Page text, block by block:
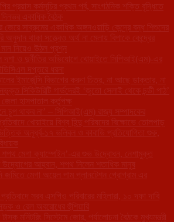
প্রয়াস কর্মসূচির প্রথম পর্ব, সাংগঠনিক শক্তি বৃদ্ধিতে
একাধিক বৈঠক
জেরে সাব্রুমের একাধিক অঙ্গনওয়াড়ি কেন্দ্রে বন্ধ শিশুদের
অনুদান থাকা সত্ত্বেও অর্থ না মেলায় বিপাকে কেন্দ্রের
মান নিয়েও উঠল প্রশ্ন
দশা ও দুর্নীতির অভিযোগে খোয়াইতে সিপিআই(এম)-এর
দপ্তরে ধরনা
ইমার্জেন্সি বিভাগের করুণ চিত্র, না আছে ডাক্তার, না
সিকিউরিটি গার্ডদেরই ‘জুতো সেলাই থেকে চন্ডী পাঠ’
হাসপাতাল কর্তৃপক্ষ
চুপ থাকব না’ – সিপিআই(এম) রাজ্য সম্পাদকের
খোয়াইয়ে বিশ্ব হিন্দু পরিষদের বিক্ষোভে তোলপাড়
অনূর্ধ্ব-১৭ ভলিবল ও কাবাডি প্রতিযোগিতা শুরু,
শপথ মেগা ক্যাম্পেইন’-এর শুভ উদ্বোধন, নেশামুক্ত
উদ্যোগের আহ্বান, শপথ নিলেন শতাধিক মানুষ
জমিতে মেগা অয়েল পাম প্লানটেশন প্রোগ্রাম এর
প্রতিবাদে সরব এসপিও পরিবারের মহিলারা, ১০ দফা দাবি
ও রেল অবরোধের হুঁশিয়ারি
মনিটরিং সিস্টেমে জোর, পর্যালোচনা বৈঠকে মুখ্যমন্ত্রী